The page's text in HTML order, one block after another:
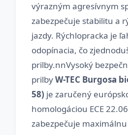
výrazným agresívnym
zabezpečuje stabilitu a
jazdy. Rýchlopracka je
odopínacia, čo
prilby.nnVysoký
prilbyW-TEC Burgosa
58) je zaručený
homologáciou ECE
zabezpečuje